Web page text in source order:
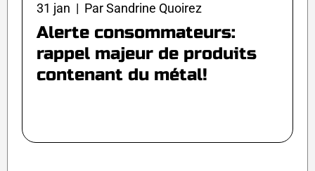
31 jan | Par Sandrine Quoirez
Alerte consommateurs:
rappel majeur de produits
contenant du métal!